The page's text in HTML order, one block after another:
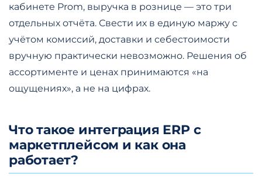
кабинете Prom, выручка в рознице — это три
отдельных отчёта. Свести их в единую маржу с
учётом комиссий, доставки и себестоимости
вручную практически невозможно. Решения об
ассортименте и ценах принимаются «на
ощущениях», а не на цифрах.
Что такое интеграция ERP с
маркетплейсом и как она
работает?